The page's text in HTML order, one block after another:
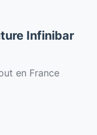
Infinibar
en France